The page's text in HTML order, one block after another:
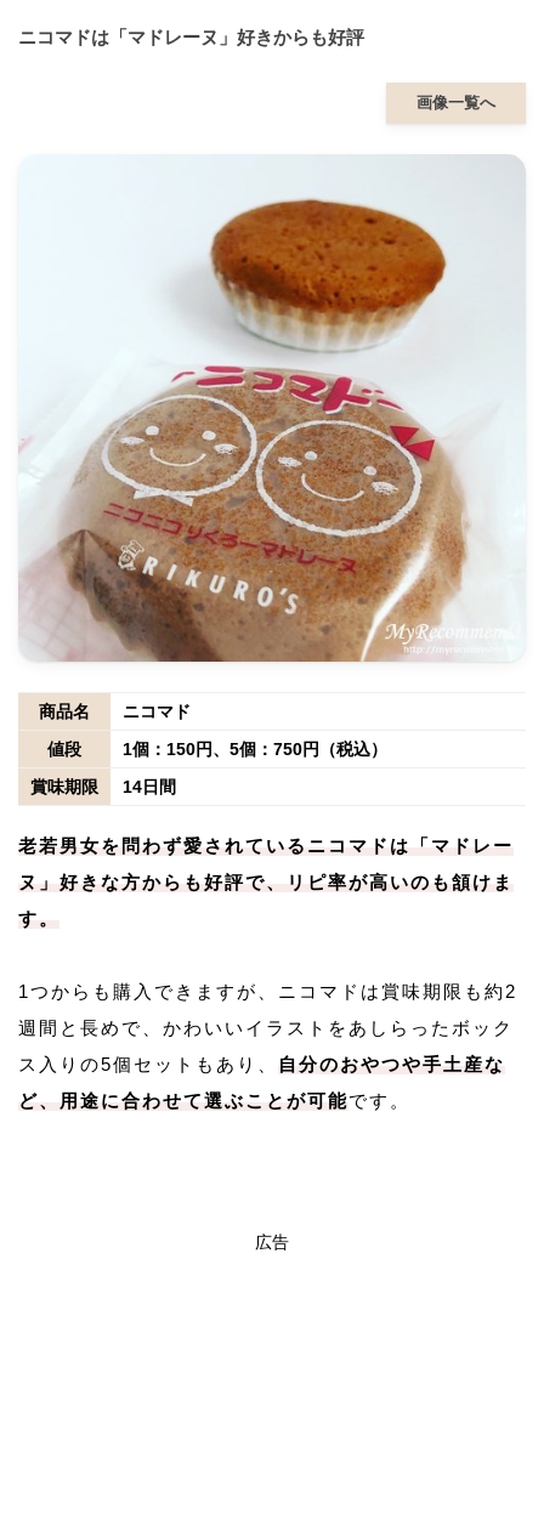
ニコマドは「マドレーヌ」好きからも好評
画像一覧へ
商品名
ニコマド
値段
1個：150円、5個：750円（税込）
賞味期限
14日間
老若男女を問わず愛されているニコマドは「マドレー
ヌ」好きな方からも好評で、リピ率が高いのも頷けま
す。
1つからも購入できますが、ニコマドは賞味期限も約2
週間と長めで、かわいいイラストをあしらったボック
ス入りの5個セットもあり、
自分のおやつや手土産な
ど、用途に合わせて選ぶことが可能です。
広告